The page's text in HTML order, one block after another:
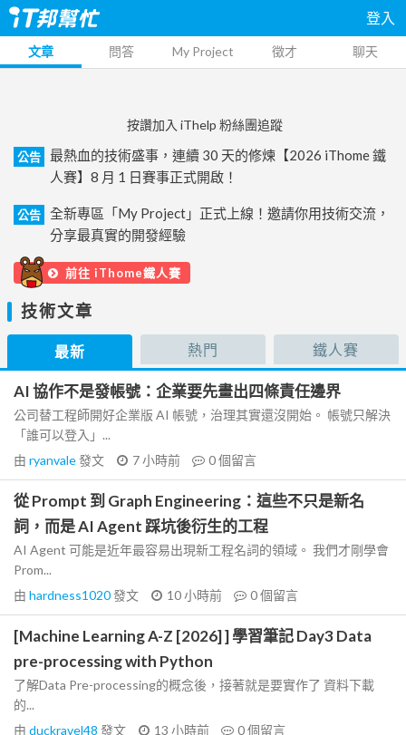
登入
文章 問答 My Project 徵才 聊天
按讚加入 iThelp 粉絲團追蹤
公告
最熱血的技術盛事，連續 30 天的修煉【2026 iThome 鐵
人賽】8 月 1 日賽事正式開啟！
公告
全新專區「My Project」正式上線！邀請你用技術交流，
分享最真實的開發經驗
前往 iThome鐵人賽
技術文章
最新 熱門 鐵人賽
AI 協作不是發帳號：企業要先畫出四條責任邊界
公司替工程師開好企業版 AI 帳號，治理其實還沒開始。 帳號只解決
「誰可以登入」...
由 ryanvale發文 7 小時前 0個留言
從 Prompt 到 Graph Engineering：這些不只是新名
詞，而是 AI Agent 踩坑後衍生的工程
AI Agent 可能是近年最容易出現新工程名詞的領域。 我們才剛學會
Prom...
由 hardness1020發文 10 小時前 0個留言
[Machine Learning A-Z [2026] ] 學習筆記 Day3 Data
pre-processing with Python
了解Data Pre-processing的概念後，接著就是要實作了 資料下載
的...
由 duckravel48 發文 13 小時前 0個留言